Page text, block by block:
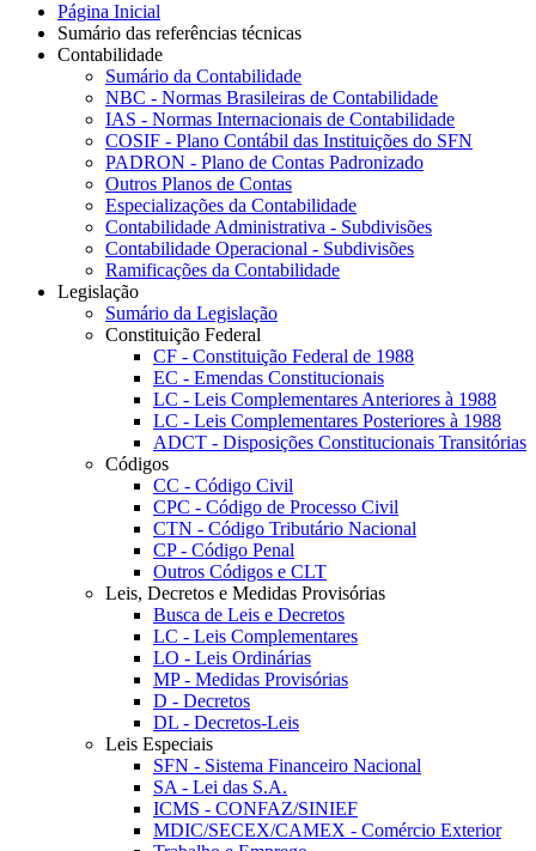
Página Inicial
Sumário das referências técnicas
Contabilidade
Sumário da Contabilidade
NBC - Normas Brasileiras de Contabilidade
IAS - Normas Internacionais de Contabilidade
COSIF - Plano Contábil das Instituições do SFN
PADRON - Plano de Contas Padronizado
Outros Planos de Contas
Especializações da Contabilidade
Contabilidade Administrativa - Subdivisões
Contabilidade Operacional - Subdivisões
Ramificações da Contabilidade
Legislação
Sumário da Legislação
Constituição Federal
CF - Constituição Federal de 1988
EC - Emendas Constitucionais
LC - Leis Complementares Anteriores à 1988
LC - Leis Complementares Posteriores à 1988
ADCT - Disposições Constitucionais Transitórias
Códigos
CC - Código Civil
CPC - Código de Processo Civil
CTN - Código Tributário Nacional
CP - Código Penal
Outros Códigos e CLT
Leis, Decretos e Medidas Provisórias
Busca de Leis e Decretos
LC - Leis Complementares
LO - Leis Ordinárias
MP - Medidas Provisórias
D - Decretos
DL - Decretos-Leis
Leis Especiais
SFN - Sistema Financeiro Nacional
SA - Lei das S.A.
ICMS - CONFAZ/SINIEF
MDIC/SECEX/CAMEX - Comércio Exterior